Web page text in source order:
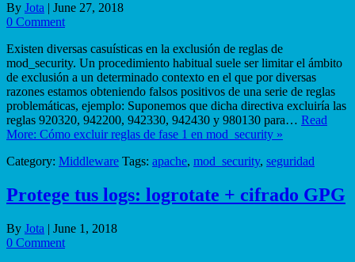
By Jota | June 27, 2018
0 Comment
Existen diversas casuísticas en la exclusión de reglas de
mod_security. Un procedimiento habitual suele ser limitar el ámbito
de exclusión a un determinado contexto en el que por diversas
razones estamos obteniendo falsos positivos de una serie de reglas
problemáticas, ejemplo: Suponemos que dicha directiva excluiría las
reglas 920320, 942200, 942330, 942430 y 980130 para… Read
More: Cómo excluir reglas de fase 1 en mod_security »
Category: Middleware Tags: apache, mod_security, seguridad
Protege tus logs: logrotate + cifrado GPG
By Jota | June 1, 2018
0 Comment